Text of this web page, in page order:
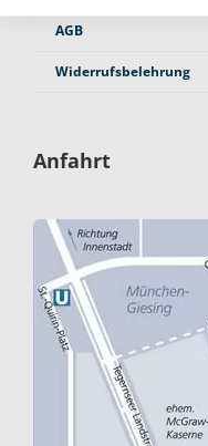
AGB
Widerrufsbelehrung
Anfahrt